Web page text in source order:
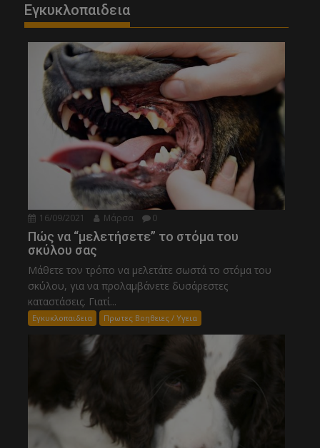
Εγκυκλοπαιδεια
16/09/2021 Μάρσα 0
Πώς να “μελετήσετε” το στόμα του
σκύλου σας
Μάθετε τον τρόπο να μελετάτε σωστά το στόμα του
σκύλου, για να προλαμβάνετε δυσάρεστες
καταστάσεις. Γιατί...
Εγκυκλοπαιδεια Πρωτες Βοηθειες / Υγεια